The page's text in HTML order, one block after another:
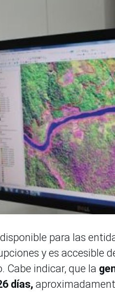
para las
y es accesible
Cabe indicar, que la
días,